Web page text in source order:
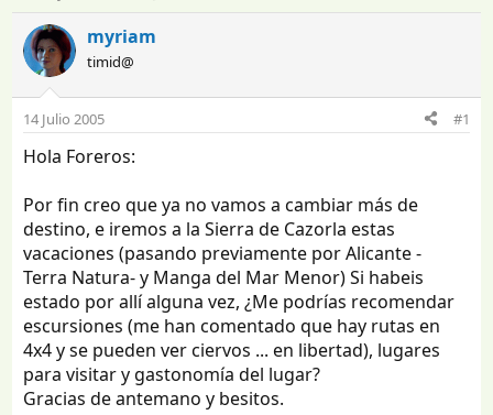
n
i
c
i
a
d
o
r
e
t
e
m
a
e
c
a
d
i
n
c
i
o
myriam
timid@
14 Julio 2005 #1
Hola Foreros:
Por fin creo que ya no vamos a cambiar más de
destino, e iremos a la Sierra de Cazorla estas
vacaciones (pasando previamente por Alicante -
Terra Natura- y Manga del Mar Menor) Si habeis
estado por allí alguna vez, ¿Me podrías recomendar
escursiones (me han comentado que hay rutas en
4x4 y se pueden ver ciervos ... en libertad), lugares
para visitar y gastonomía del lugar?
Gracias de antemano y besitos.